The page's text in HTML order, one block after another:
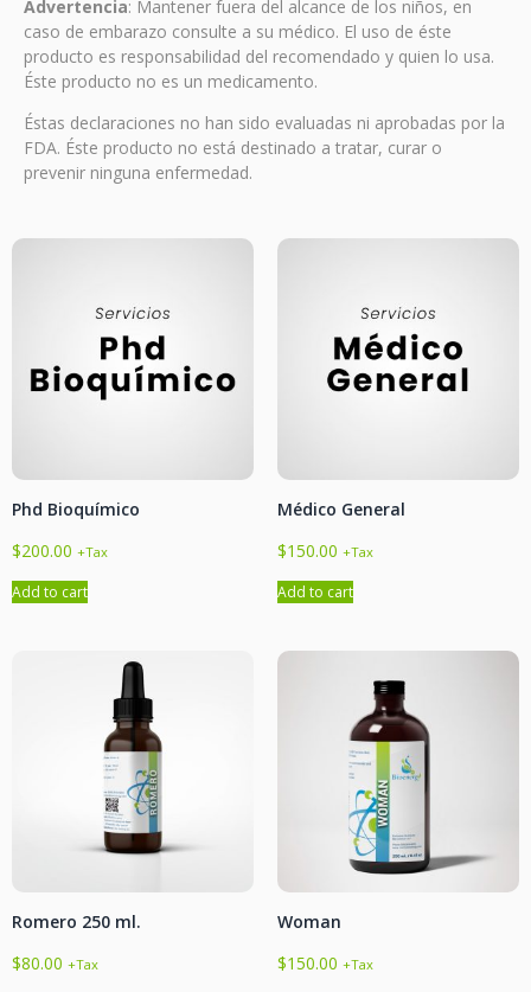
Advertencia: Mantener fuera del alcance de los niños, en
caso de embarazo consulte a su médico. El uso de éste
producto es responsabilidad del recomendado y quien lo usa.
Éste producto no es un medicamento.
Éstas declaraciones no han sido evaluadas ni aprobadas por la
FDA. Éste producto no está destinado a tratar, curar o
prevenir ninguna enfermedad.
Phd Bioquímico
$200.00 +Tax
Add to cart
Médico General
$150.00 +Tax
Add to cart
Romero 250 ml.
$80.00 +Tax
Woman
$150.00 +Tax